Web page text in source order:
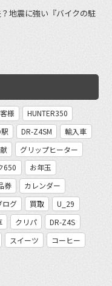
地震に強い『バイクの駐
様
HUNTER350
DR-Z4SM
輸入車
グリップヒーター
650
お年玉
券
カレンダー
ログ 買取
U_29
クリパ
DR-Z4S
スイーツ
コーヒー